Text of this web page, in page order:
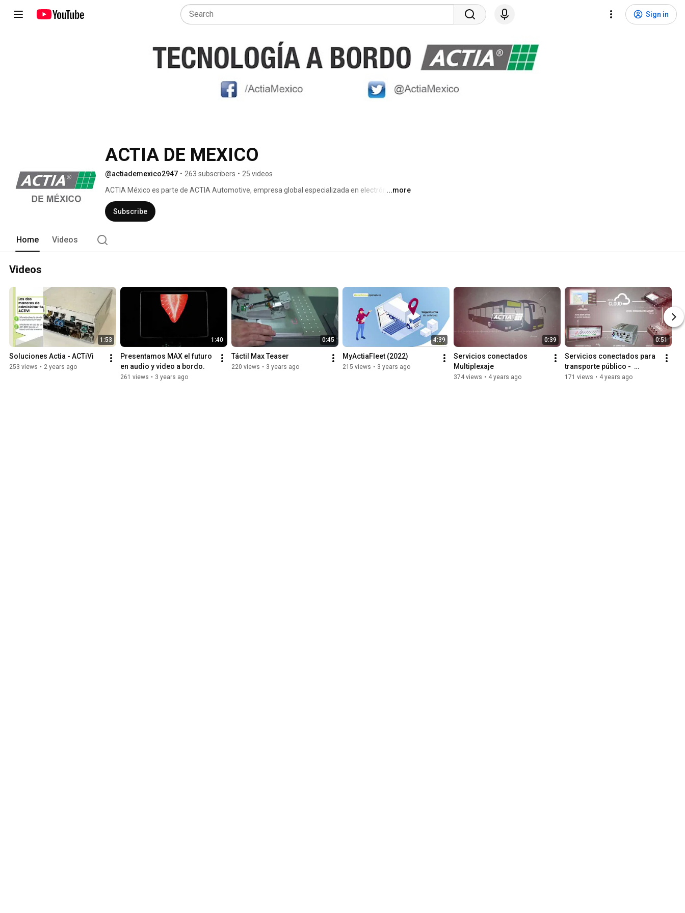
Sign in
ACTIA DE MEXICO
@actiademexico2947 • 263 subscribers • 25 videos
ACTIA México es parte de ACTIA Automotive, empresa global especializada en electrónica y
diagnóstico automotriz.
...more
Subscribe
Home Videos
Videos
1:53
Soluciones Actia - ACTiVi
253 views • 2 years ago
1:40
Presentamos MAX el futuro
en audio y video a bordo.
261 views • 3 years ago
0:45
Táctil Max Teaser
220 views • 3 years ago
4:39
MyActiaFleet (2022)
215 views • 3 years ago
0:39
Servicios conectados
Multiplexaje
374 views • 4 years ago
0:51
Servicios conectados para
transporte público -
Infotainment
171 views • 4 years ago